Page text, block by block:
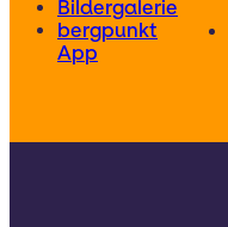
Bildergalerie
bergpunkt
App